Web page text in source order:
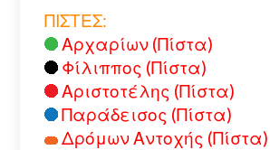
ΠΙΣΤΕΣ:
Αρχαρίων (Πίστα)
Φίλιππος (Πίστα)
Αριστοτέλης (Πίστα)
Παράδεισος (Πίστα)
Δρόμων Αντοχής (Πίστα)